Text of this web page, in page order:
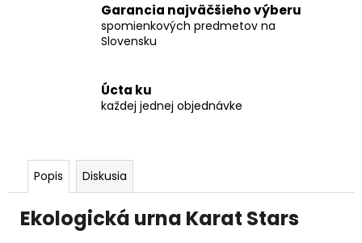
Garancia najväčšieho výberu
spomienkových predmetov na
Slovensku
Úcta ku
každej jednej objednávke
Popis Diskusia
Ekologická urna Karat Stars